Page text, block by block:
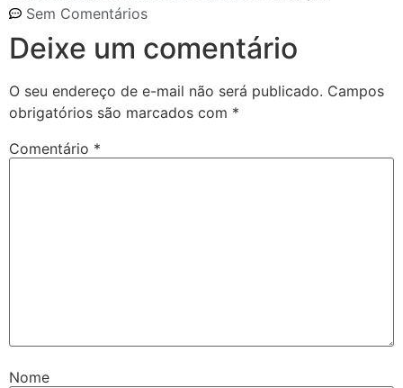
Sem Comentários
Deixe um comentário
O seu endereço de e-mail não será publicado. Campos
obrigatórios são marcados com *
Comentário *
Nome